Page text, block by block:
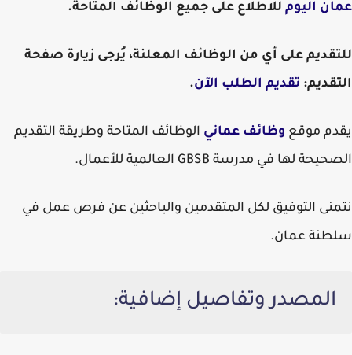
عمان اليوم للاطلاع على جميع الوظائف المتاحة.
للتقديم على أي من الوظائف المعلنة، يُرجى زيارة صفحة
التقديم: تقديم الطلب الآن.
يقدم موقع وظائف عماني الوظائف المتاحة وطريقة التقديم
الصحيحة لها في مدرسة GBSB العالمية للأعمال.
نتمنى التوفيق لكل المتقدمين والباحثين عن فرص عمل في
سلطنة عمان.
المصدر وتفاصيل إضافية: